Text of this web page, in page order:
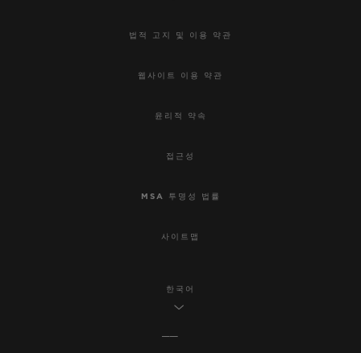
법적 고지 및 이용 약관
웹사이트 이용 약관
윤리적 약속
접근성
MSA 투명성 법률
사이트맵
한국어